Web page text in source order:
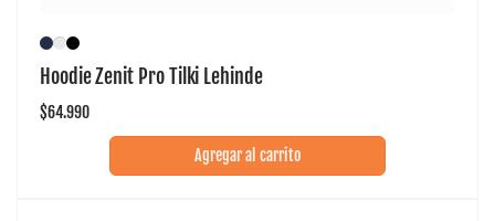
Hoodie Zenit Pro Tilki Lehinde
Precio
$64.990
Agregar al carrito